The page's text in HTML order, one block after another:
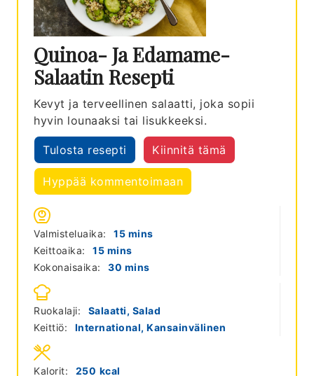
Quinoa- Ja Edamame-
Salaatin Resepti
Kevyt ja terveellinen salaatti, joka sopii
hyvin lounaaksi tai lisukkeeksi.
Tulosta resepti Kiinnitä tämä
Hyppää kommentoimaan
Valmisteluaika: 15minutes
mins
Keittoaika:
15minutes
mins
Kokonaisaika:
30 minutes
mins
Ruokalaji:
Salaatti, Salad
Keittiö:
International, Kansainvälinen
Kalorit: 250 kcal